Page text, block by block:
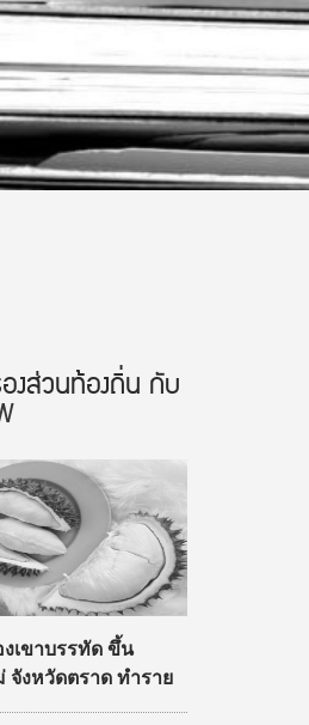
งส่วนท้องถิ่น กับ
เขาบรรทัด ขึ้น
จังหวัดตราด ทำราย